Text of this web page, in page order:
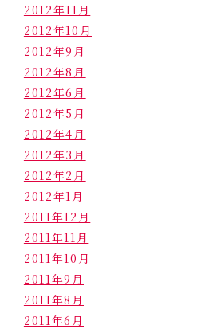
2012年11月
2012年10月
2012年9月
2012年8月
2012年6月
2012年5月
2012年4月
2012年3月
2012年2月
2012年1月
2011年12月
2011年11月
2011年10月
2011年9月
2011年8月
2011年6月